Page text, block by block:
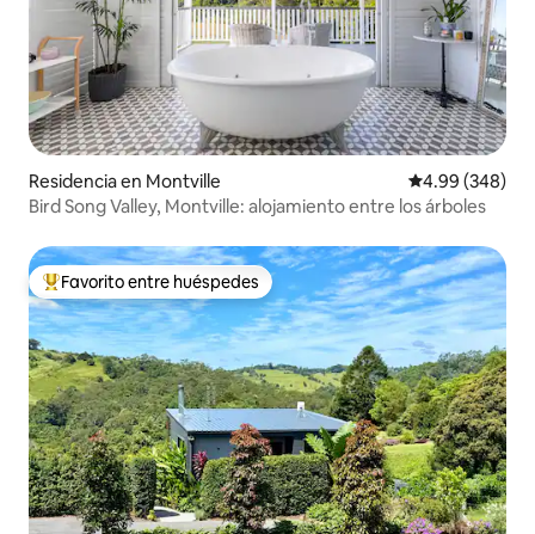
Residencia en Montville Calificación
4.99 (348)
Bird Song Valley, Montville: alojamiento entre los árboles
De los mejores en Favorito entre huéspedes
Favorito entre huéspedes